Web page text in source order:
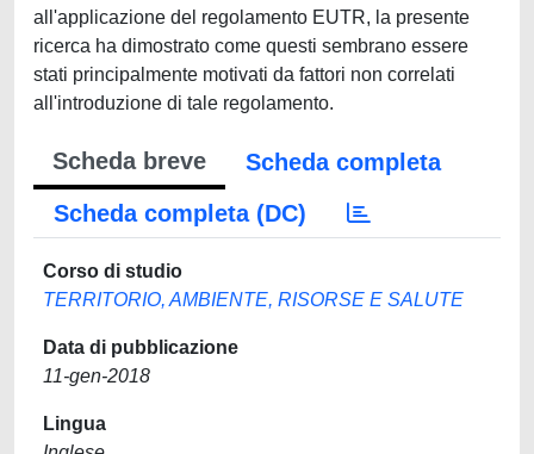
all'applicazione del regolamento EUTR, la presente
ricerca ha dimostrato come questi sembrano essere
stati principalmente motivati da fattori non correlati
all'introduzione di tale regolamento.
Scheda breve
Scheda completa
Scheda completa (DC)
Corso di studio
TERRITORIO, AMBIENTE, RISORSE E SALUTE
Data di pubblicazione
11-gen-2018
Lingua